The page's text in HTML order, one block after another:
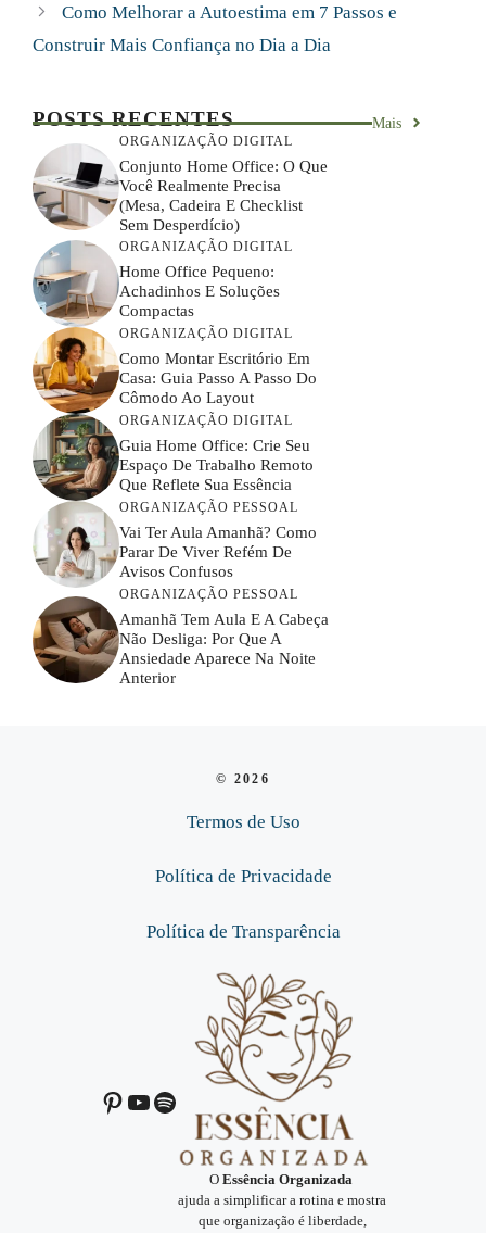
Como Melhorar a Autoestima em 7 Passos e
Construir Mais Confiança no Dia a Dia
POSTS RECENTES Mais
ORGANIZAÇÃO DIGITAL
Conjunto Home Office: O Que
Você Realmente Precisa
(mesa, Cadeira E Checklist
Sem Desperdício)
ORGANIZAÇÃO DIGITAL
Home Office Pequeno:
Achadinhos E Soluções
Compactas
ORGANIZAÇÃO DIGITAL
Como Montar Escritório Em
Casa: Guia Passo A Passo Do
Cômodo Ao Layout
ORGANIZAÇÃO DIGITAL
Guia Home Office: Crie Seu
Espaço De Trabalho Remoto
Que Reflete Sua Essência
ORGANIZAÇÃO PESSOAL
Vai Ter Aula Amanhã? Como
Parar De Viver Refém De
Avisos Confusos
ORGANIZAÇÃO PESSOAL
Amanhã Tem Aula E A Cabeça
Não Desliga: Por Que A
Ansiedade Aparece Na Noite
Anterior
© 2026
Termos de Uso
Política de Privacidade
Política de Transparência
Pinterest
Youtube
Spotify
O Essência Organizada
ajuda a simplificar a rotina e mostra
que organização é liberdade,